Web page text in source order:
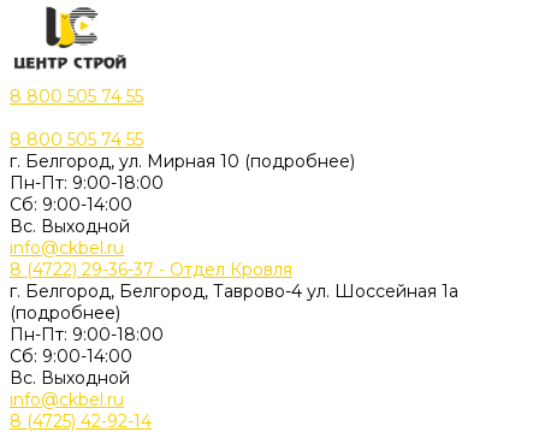
8 800 505 74 55
8 800 505 74 55
г. Белгород, ул. Мирная 10 (подробнее)
Пн-Пт: 9:00-18:00
Cб: 9:00-14:00
Вс. Выходной
info@ckbel.ru
8 (4722) 29-36-37 - Отдел Кровля
г. Белгород, Белгород, Таврово-4 ул. Шоссейная 1а
(подробнее)
Пн-Пт: 9:00-18:00
Cб: 9:00-14:00
Вс. Выходной
info@ckbel.ru
8 (4725) 42-92-14